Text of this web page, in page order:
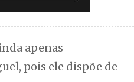
apenas
pois ele dispõe de